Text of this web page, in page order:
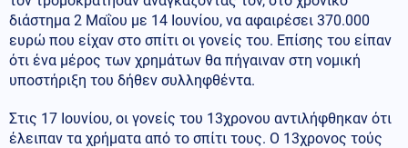
διάστημα 2 Μαΐου με 14 Ιουνίου, να αφαιρέσει 370.000
ευρώ που είχαν στο σπίτι οι γονείς του. Επίσης του είπαν
ότι ένα μέρος των χρημάτων θα πήγαιναν στη νομική
υποστήριξη του δήθεν συλληφθέντα.
Στις 17 Ιουνίου, οι γονείς του 13χρονου αντιλήφθηκαν ότι
έλειπαν τα χρήματα από το σπίτι τους. Ο 13χρονος τούς